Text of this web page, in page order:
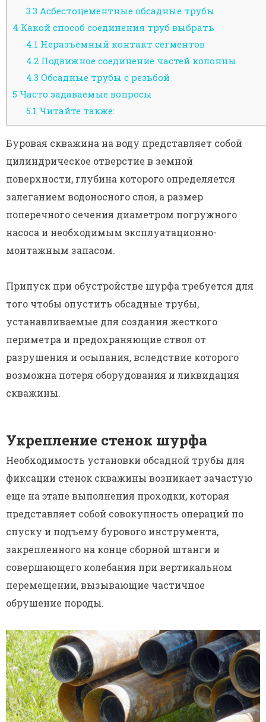
3.3 Асбестоцементные обсадные трубы
4 Какой способ соединения труб выбрать
4.1 Неразъемный контакт сегментов
4.2Подвижное соединение частей колонны
4.3 Обсадные трубы с резьбой
5 Часто задаваемые вопросы
5.1 Читайте также:
Буровая скважина на воду представляет собой
цилиндрическое отверстие в земной
поверхности, глубина которого определяется
залеганием водоносного слоя, а размер
поперечного сечения диаметром погружного
насоса и необходимым эксплуатационно-
монтажным запасом.
Припуск при обустройстве шурфа требуется для
того чтобы опустить обсадные трубы,
устанавливаемые для создания жесткого
периметра и предохраняющие ствол от
разрушения и осыпания, вследствие которого
возможна потеря оборудования и ликвидация
скважины.
Укрепление стенок шурфа
Необходимость установки обсадной трубы для
фиксации стенок скважины возникает зачастую
еще на этапе выполнения проходки, которая
представляет собой совокупность операций по
спуску и подъему бурового инструмента,
закрепленного на конце сборной штанги и
совершающего колебания при вертикальном
перемещении, вызывающие частичное
обрушение породы.